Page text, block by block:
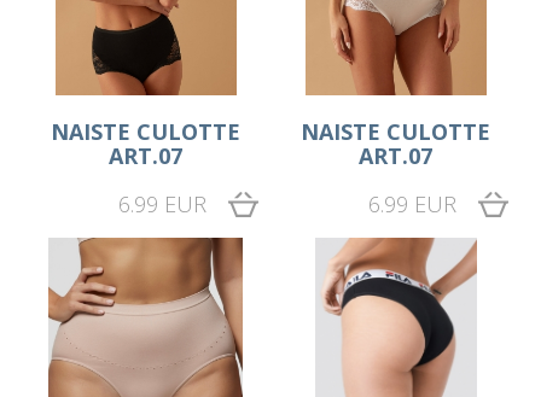
NAISTE CULOTTE
ART.07
6.99 EUR
NAISTE CULOTTE
ART.07
6.99 EUR